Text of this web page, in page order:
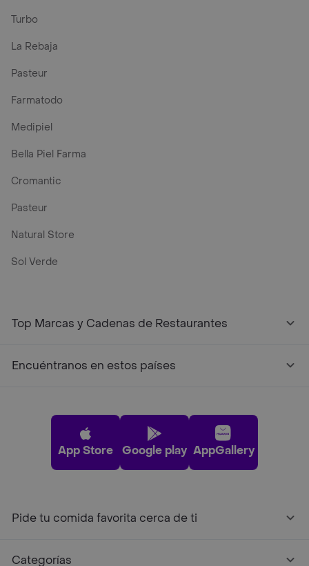
Turbo
La Rebaja
Pasteur
Farmatodo
Medipiel
Bella Piel Farma
Cromantic
Pasteur
Natural Store
Sol Verde
Top Marcas y Cadenas de Restaurantes
Encuéntranos en estos países
App Store Google play AppGallery
Pide tu comida favorita cerca de ti
Categorías